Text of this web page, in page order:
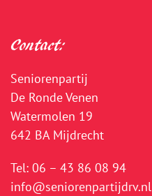
Contact:
Seniorenpartij
De Ronde Venen
Watermolen 19
642 BA Mijdrecht
Tel: 06 – 43 86 08 94
info@seniorenpartijdrv.nl